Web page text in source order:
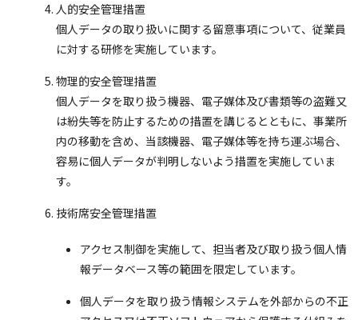
人的安全管理措置
個人データの取り扱いに関する留意事項について、従業員
に対する研修を実施しています。
物理的安全管理措置
個人データを取り扱う機器、電子媒体及び書類等の盗難又
は紛失等を防止するための措置を講じるとともに、事業所
内の移動を含め、当該機器、電子媒体等を持ち運ぶ場合、
容易に個人データが判明しないよう措置を実施していま
す。
技術席安全管理措置
アクセス制御を実施して、担当者及び取り扱う個人情
報データベース等の範囲を限定しています。
個人データを取り扱う情報システムを外部からの不正